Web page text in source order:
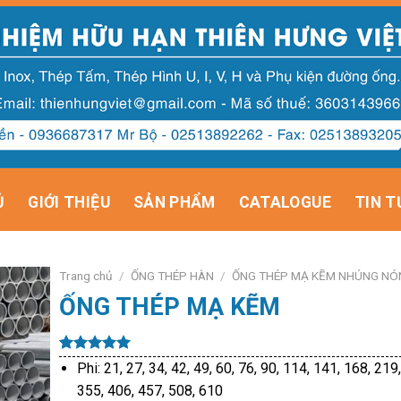
GIỚI THIỆU SẢN PHẨM CATALOGUE TIN
Trang chủ / ỐNG THÉP HÀN / ỐNG THÉP MẠ KẼM NHÚNG
ỐNG THÉP MẠ KẼM
5.00trên 5
dựa trên
20
đánh giá
Phi: 21, 27, 34, 42, 49, 60, 76, 90, 114, 141, 168,
355, 406, 457, 508, 610